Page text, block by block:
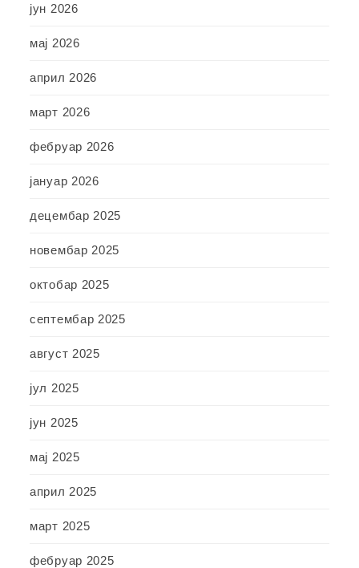
јун 2026
мај 2026
април 2026
март 2026
фебруар 2026
јануар 2026
децембар 2025
новембар 2025
октобар 2025
септембар 2025
август 2025
јул 2025
јун 2025
мај 2025
април 2025
март 2025
фебруар 2025